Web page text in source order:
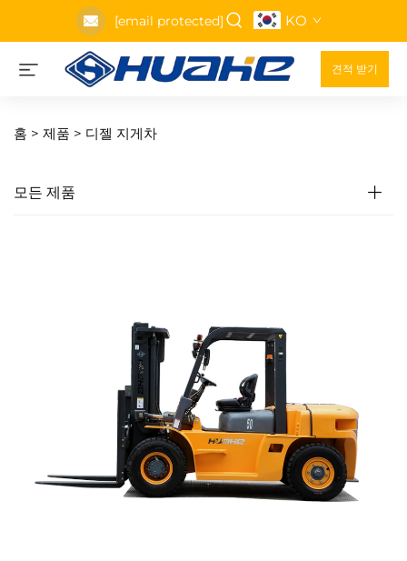
[email protected] KO
견적 받기
홈 > 제품 > 디젤 지게차
모든 제품